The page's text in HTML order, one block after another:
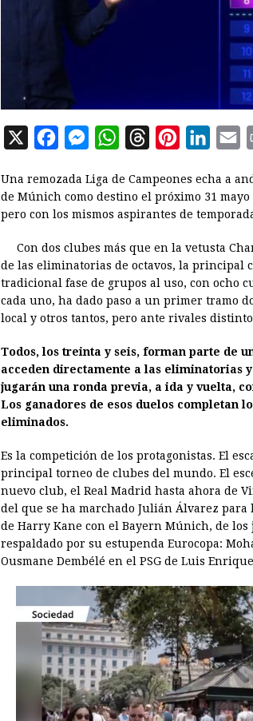
X
c
e
o
o
k
M
s
s
n
g
e
W
a
t
A
p
p
r
e
d
s
n
t
r
e
s
n
k
d
I
n
a
i
Una remozada Liga de Campeones echa a
de Múnich como destino el próximo 31
pero con los mismos aspirantes de
Con dos clubes más que en la vetusta
de las eliminatorias de octavos, la principal
tradicional fase de grupos al uso, con ocho
cada uno, ha dado paso a un primer tramo
local y otros tantos, pero ante rivales
Todos, los treinta y seis, forman parte de
acceden directamente a las eliminatorias
jugarán una ronda previa, a ida y vuelta,
Los ganadores de esos duelos completan
eliminados.
Es la competición de los protagonistas. El
principal torneo de clubes del mundo. El
nuevo club, el Real Madrid hasta ahora de
del que se ha marchado Julián Álvarez
de Harry Kane con el Bayern Múnich, de los
respaldado por su estupenda Eurocopa:
Ousmane Dembélé en el PSG de Luis